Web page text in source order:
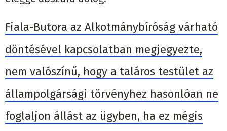
Fiala-Butora az Alkotmánybíróság várható
döntésével kapcsolatban megjegyezte,
nem valószínű, hogy a taláros testület az
állampolgársági törvényhez hasonlóan ne
foglaljon állást az ügyben, ha ez mégis